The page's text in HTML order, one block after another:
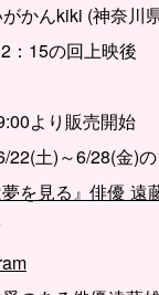
かんkiki (神奈川
：15の回上映後
より販売開始
22(土)～6/28(金)
夢を見る』俳優